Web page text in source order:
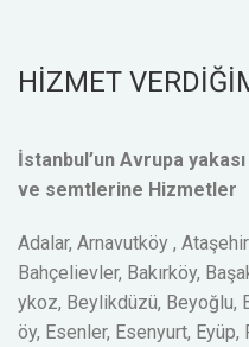
HİZMET
İstanbul’un Avrupa
ve semtlerine Hizmetler
Adalar, Arnavutköy , Ataşehir
Bahçelievler, Bakırköy,
ykoz, Beylikdüzü, Beyoğlu,
öy, Esenler, Esenyurt,